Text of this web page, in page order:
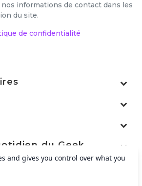
informations de contact dans les
du site.
de confidentialité
du Geek
and gives you control over what you